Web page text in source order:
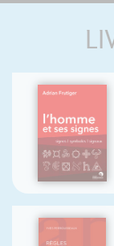
L'homme et
Adrian Frutiger